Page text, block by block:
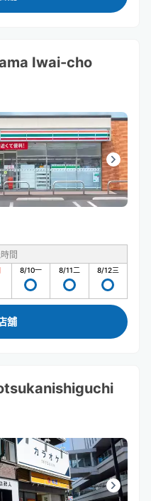
Iwai-cho
間
8/10一 8/11二 8/12三
舖